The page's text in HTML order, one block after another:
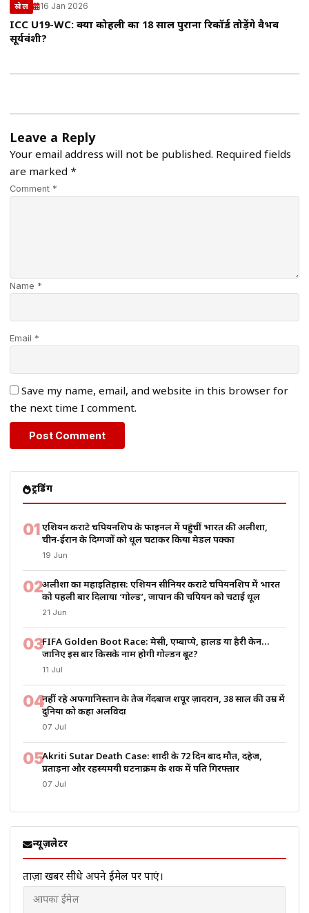
खेल 16 Jan 2026
ICC U19-WC: क्या कोहली का 18 साल पुराना रिकॉर्ड तोड़ेंगे वैभव
सूर्यवंशी?
Leave a Reply
Your email address will not be published. Required fields
are marked *
Comment *
Name *
Email *
Save my name, email, and website in this browser for
the next time I comment.
ट्रेंडिंग
01एशियन कराटे चैंपियनशिप के फाइनल में पहुंचीं भारत की अलीशा,
चीन-ईरान के दिग्गजों को धूल चटाकर किया मेडल पक्का
19 Jun
02अलीशा का महाइतिहास: एशियन सीनियर कराटे चैंपियनशिप में भारत
को पहली बार दिलाया ‘गोल्ड’, जापान की चैंपियन को चटाई धूल
21 Jun
03FIFA Golden Boot Race: मेसी, एम्बाप्पे, हालैंड या हैरी केन…
जानिए इस बार किसके नाम होगी गोल्डन बूट?
11 Jul
04नहीं रहे अफगानिस्तान के तेज गेंदबाज शपूर ज़ादरान, 38 साल की उम्र में
दुनिया को कहा अलविदा
07 Jul
05Akriti Sutar Death Case: शादी के 72 दिन बाद मौत, दहेज,
प्रताड़ना और रहस्यमयी घटनाक्रम के शक में पति गिरफ्तार
07 Jul
न्यूज़लेटर
ताज़ा खबरें सीधे अपने ईमेल पर पाएं।